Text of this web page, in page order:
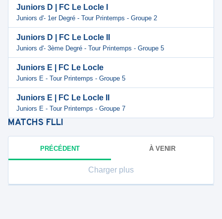
Juniors D | FC Le Locle I
Juniors d'- 1er Degré - Tour Printemps - Groupe 2
Juniors D | FC Le Locle II
Juniors d'- 3ème Degré - Tour Printemps - Groupe 5
Juniors E | FC Le Locle
Juniors E - Tour Printemps - Groupe 5
Juniors E | FC Le Locle II
Juniors E - Tour Printemps - Groupe 7
MATCHS FLLI
PRÉCÉDENT À VENIR
Charger plus